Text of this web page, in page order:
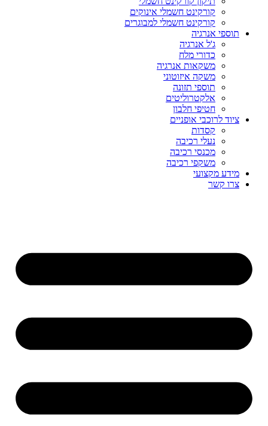
קורקינט חשמלי אינוקים
קורקינט חשמלי למבוגרים
תוספי אנרגיה
ג'ל אנרגיה
כדורי מלח
משקאות אנרגיה
משקה איזוטוני
תוספי תזונה
אלקטרוליטים
חטיפי חלבון
ציוד לרוכבי אופניים
קסדות
נעלי רכיבה
מכנסי רכיבה
משקפי רכיבה
מידע מקצועי
צרו קשר